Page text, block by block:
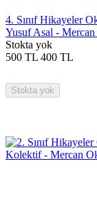
4. Sınıf Hikayeler
Yusuf Asal - Mercan
Stokta yok
500 TL 400 TL
Stokta yok